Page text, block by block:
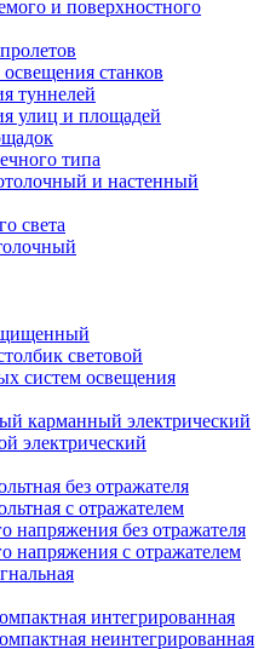
и поверхностного
станков
туннелей
улиц и площадей
типа
и настенный
света
световой
систем освещения
карманный электрический
электрический
без отражателя
с отражателем
напряжения без отражателя
напряжения с отражателем
интегрированная
неинтегрированная